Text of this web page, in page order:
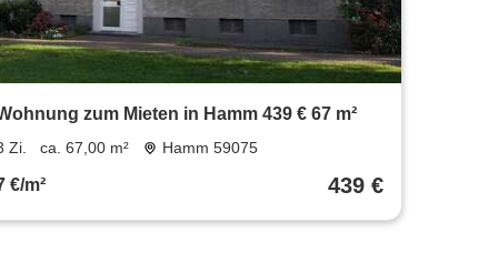
zum Mieten in Hamm 439 € 67 m²
Zi. ca. 67,00 m² Hamm 59075
€/m² 439 €